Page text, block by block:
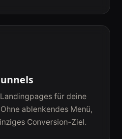
für deine
ablenkendes Menü,
Conversion-Ziel.